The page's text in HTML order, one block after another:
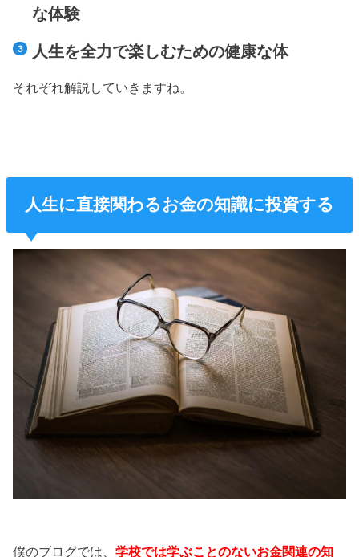
な体験
人生を全力で楽しむための健康な体
それぞれ解説していきますね。
人生に直接関わるお金の知識に投資する
僕のブログでは、学校では学ぶことのないお金関連の知